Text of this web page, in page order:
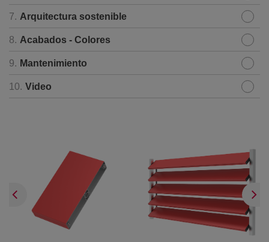
7. Arquitectura sostenible
8. Acabados - Colores
9. Mantenimiento
10. Video